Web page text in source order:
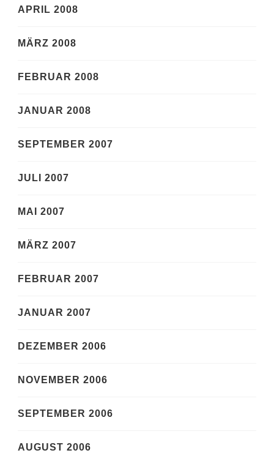
APRIL 2008
MÄRZ 2008
FEBRUAR 2008
JANUAR 2008
SEPTEMBER 2007
JULI 2007
MAI 2007
MÄRZ 2007
FEBRUAR 2007
JANUAR 2007
DEZEMBER 2006
NOVEMBER 2006
SEPTEMBER 2006
AUGUST 2006